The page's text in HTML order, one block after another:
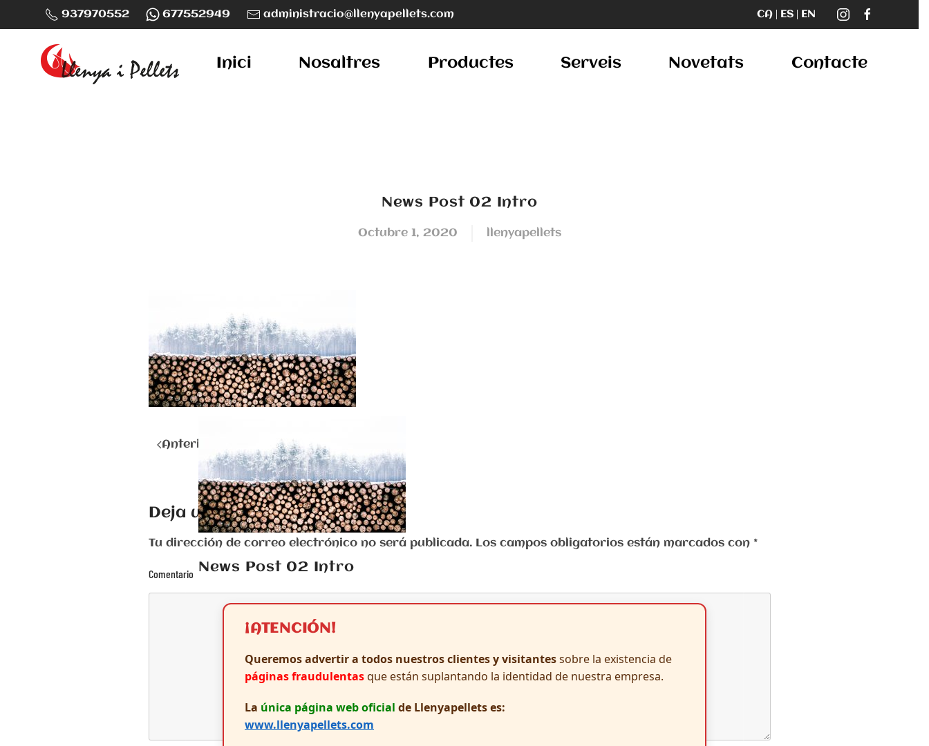
937970552 677552949 administracio@llenyapellets.com
Inici Nosaltres Productes Serveis Novetats Contacte
News Post 02 Intro
octubre 1, 2020 llenyapellets
Anterior
Deja una respuesta
Tu dirección de correo electrónico no será publicada. Los campos obligatorios están marcados con *
Comentario News Post 02 Intro
¡ATENCIÓN!
Queremos advertir a todos nuestros clientes y visitantessobre la existencia de
páginas fraudulentasque están suplantando la identidad de nuestra empresa.
La única página web oficial de Llenyapellets es:
www.llenyapellets.com